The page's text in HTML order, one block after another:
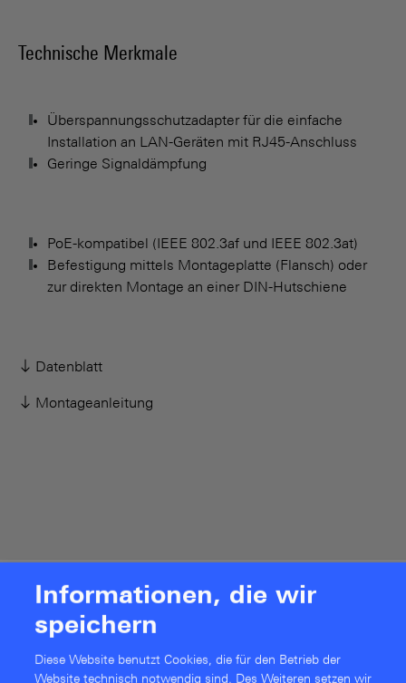
Technische Merkmale
Überspannungsschutzadapter für die einfache
Installation an LAN-Geräten mit RJ45-Anschluss
Geringe Signaldämpfung
PoE-kompatibel (IEEE 802.3af und IEEE 802.3at)
Befestigung mittels Montageplatte (Flansch) oder
zur direkten Montage an einer DIN-Hutschiene
Datenblatt
Montageanleitung
Szenario
Informationen, die wir
speichern
Diese Website benutzt Cookies, die für den Betrieb der
Website technisch notwendig sind. Des Weiteren setzen wir